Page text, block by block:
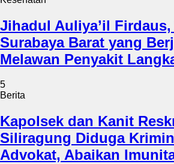
Jihadul Auliya’il Firdaus,
Surabaya Barat yang
Melawan Penyakit
5
Berita
Kapolsek dan Kanit
Siliragung Diduga
Advokat, Abaikan